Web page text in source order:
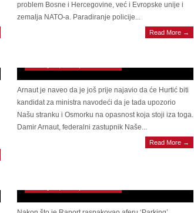
problem Bosne i Hercegovine, već i Evropske unije i
zemalja NATO-a. Paradiranje policije...
Read More →
DAMIR ARNAUT RAZOČARAN: “Ako
imenuju Hurtića SNSD i HDZ će imati sve
Arnaut je naveo da je još prije najavio da će Hurtić biti
kandidat za ministra navodeći da je tada upozorio
Našu stranku i Osmorku na opasnost koja stoji iza toga.
Damir Arnaut, federalni zastupnik Naše...
Read More →
KRIMINAL Afera ‘Parking’: Inspekcija krenula